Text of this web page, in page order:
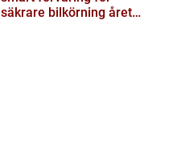
säkrare bilkörning året